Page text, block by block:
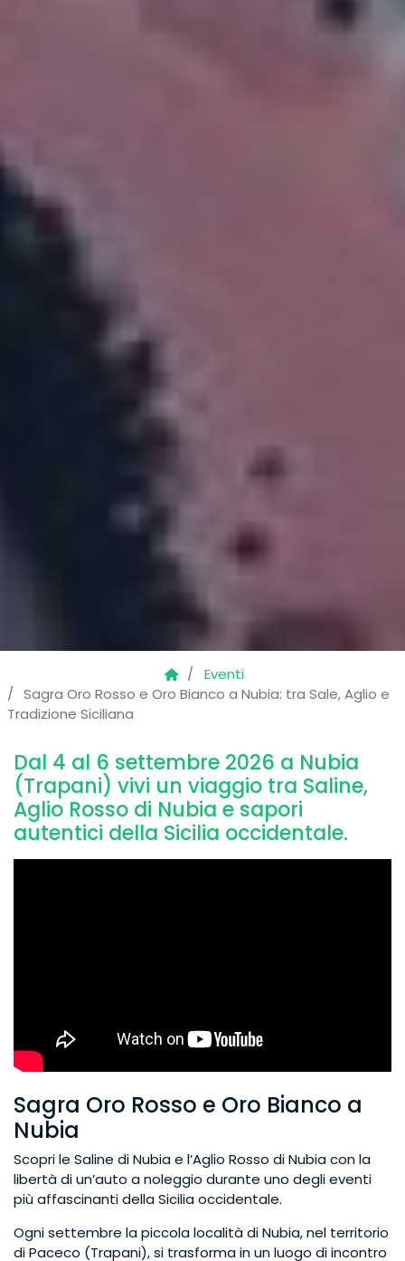
Eventi
Sagra Oro Rosso e Oro Bianco a Nubia: tra Sale, Aglio e
Tradizione Siciliana
Dal 4 al 6 settembre 2026 a Nubia
(Trapani) vivi un viaggio tra Saline,
Aglio Rosso di Nubia e sapori
autentici della Sicilia occidentale.
Sagra Oro Rosso e Oro Bianco a
Nubia
Scopri le Saline di Nubia e l’Aglio Rosso di Nubia con la
libertà di un’auto a noleggio durante uno degli eventi
più affascinanti della Sicilia occidentale.
Ogni settembre la piccola località di Nubia, nel territorio
di Paceco (Trapani), si trasforma in un luogo di incontro